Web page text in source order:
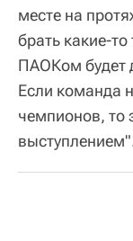
месте на
брать какие-
ПАОКом будет
Если команда
чемпионов, то